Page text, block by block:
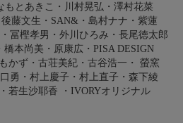
もとあきこ ・ 川村晃弘 ・ 澤村花菜
後藤文生 ・ SAN& ・ 島村ナナ ・ 紫蓮
・ 冨樫孝男 ・ 外川ひろみ ・ 長尾徳太郎
橋本尚美 ・ 原康広 ・ PISA DESIGN
かず ・ 古荘美紀 ・ 古谷浩一 ・
螢窯
勇 ・ 村上慶子 ・ 村上直子 ・ 森下綾
若生沙耶香 ・ IVORYオリジナル